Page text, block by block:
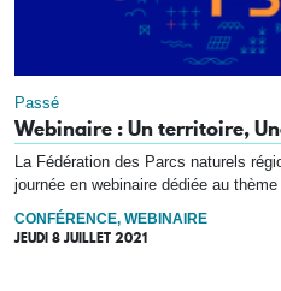
Passé
Webinaire : Un territoire,
La Fédération des Parcs naturels
journée en webinaire dédiée au
CONFÉRENCE, WEBINAIRE
JEUDI 8 JUILLET 2021